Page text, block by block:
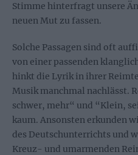
Stimme hinterfragt unsere
neuen Mut zu fassen.
Solche Passagen sind oft
von einer passenden
hinkt die Lyrik in ihrer
Musik manchmal nachlässt.
schwer, mehr“ und “Klein,
kaum. Ansonsten erkunden
des Deutschunterrichts und
Kreuz- und umarmenden